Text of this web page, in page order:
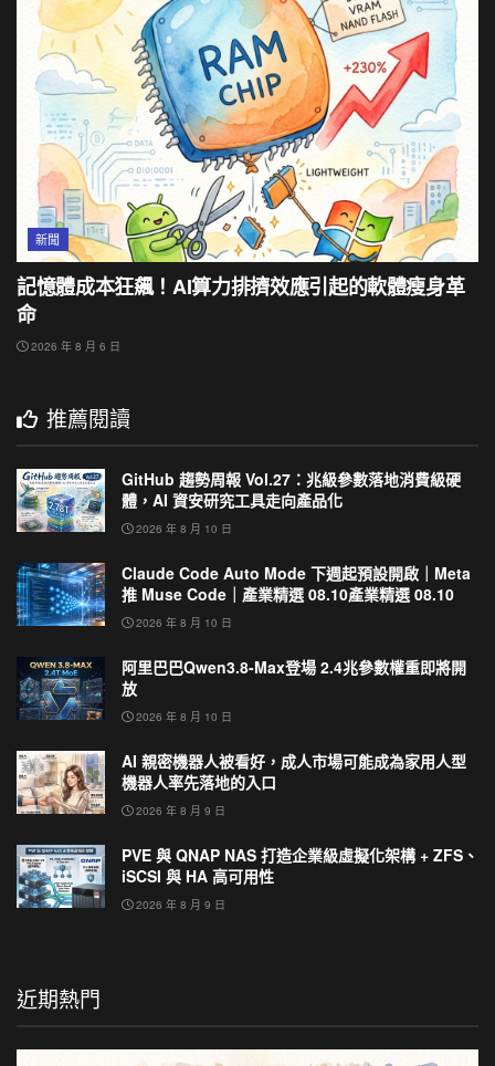
新聞
記憶體成本狂飆！AI算力排擠效應引起的軟體瘦身革
命
2026 年 8 月 6 日
推薦閱讀
GitHub 趨勢周報 Vol.27：兆級參數落地消費級硬
體，AI 資安研究工具走向產品化
2026 年 8 月 10 日
Claude Code Auto Mode 下週起預設開啟｜Meta
推 Muse Code｜產業精選 08.10產業精選 08.10
2026 年 8 月 10 日
阿里巴巴Qwen3.8-Max登場 2.4兆參數權重即將開
放
2026 年 8 月 10 日
AI 親密機器人被看好，成人市場可能成為家用人型
機器人率先落地的入口
2026 年 8 月 9 日
PVE 與 QNAP NAS 打造企業級虛擬化架構 + ZFS、
iSCSI 與 HA 高可用性
2026 年 8 月 9 日
近期熱門